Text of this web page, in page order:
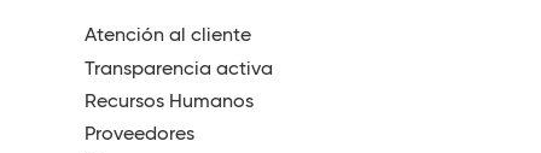
Atención al cliente
Transparencia activa
Recursos Humanos
Proveedores